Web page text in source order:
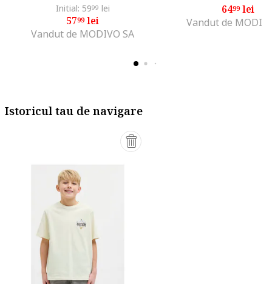
Initial: 5999 lei
5799lei
Vandut de MODIVO SA
6499lei
Vandut de
Istoricul tau de navigare